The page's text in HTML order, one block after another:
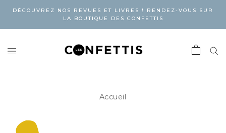
DÉCOUVREZ NOS REVUES ET LIVRES ! RENDEZ-VOUS SUR
LA BOUTIQUE DES CONFETTIS
Accueil